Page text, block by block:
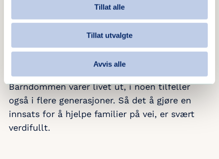
Tillat alle
Tillat utvalgte
Avvis alle
nevnt noe. Barnas Stasjon Kristiansand har tre
leiligheter der familier kan bo opptil 1 år.
Familiene følges opp etter egen tiltaksplan, og
det er fint å se at arbeidet bærer frukter.
Barndommen varer livet ut, i noen tilfeller
også i flere generasjoner. Så det å gjøre en
innsats for å hjelpe familier på vei, er svært
verdifullt.